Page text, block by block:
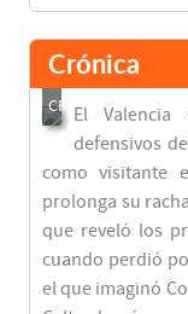
Crónica
El Valencia
defensivos
como visitante
prolonga su
que reveló los
cuando perdió
el que imaginó